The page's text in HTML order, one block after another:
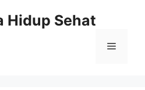
Hidup Sehat
Menu